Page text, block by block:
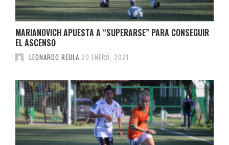
MARIANOVICH APUESTA A “SUPERARSE” PARA CONSEGUIR
EL ASCENSO
LEONARDO REULA 20 ENERO, 2021